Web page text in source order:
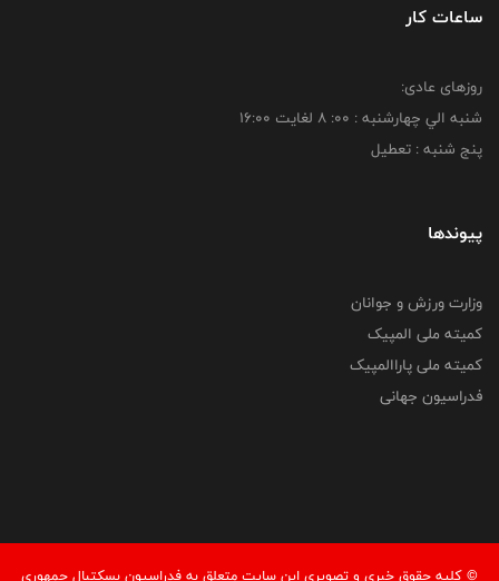
ساعات کار
روزهای عادی:
شنبه الي چهارشنبه : 00: 8 لغايت 16:00
پنج شنبه : تعطیل
پیوندها
وزارت ورزش و جوانان
کمیته ملی المپیک
کمیته ملی پاراالمپیک
فدراسیون جهانی
© کليه حقوق خبری و تصويری اين سايت متعلق به فدراسیون بسکتبال جمهوری